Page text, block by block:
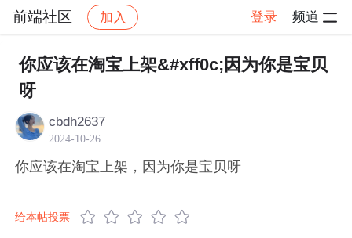
前端社区 加入 登录 频道
社区 前端社区 感慨 帖子详情
你应该在淘宝上架&#xff0c;因为你是宝贝
呀
cbdh2637
2024-10-26
你应该在淘宝上架，因为你是宝贝呀
给本帖投票